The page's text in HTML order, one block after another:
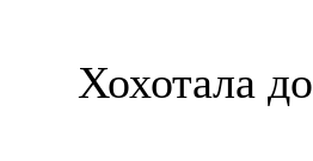
Хохотала